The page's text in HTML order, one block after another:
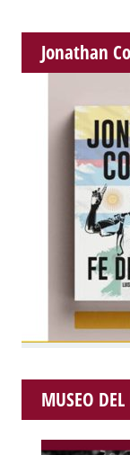
Jonathan
MUSEO